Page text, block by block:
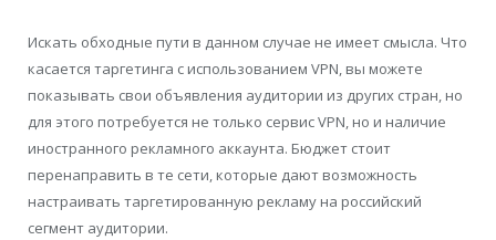
Искать обходные пути в данном случае не имеет смысла. Что
касается таргетинга с использованием VPN, вы можете
показывать свои объявления аудитории из других стран, но
для этого потребуется не только сервис VPN, но и наличие
иностранного рекламного аккаунта. Бюджет стоит
перенаправить в те сети, которые дают возможность
настраивать таргетированную рекламу на российский
сегмент аудитории.